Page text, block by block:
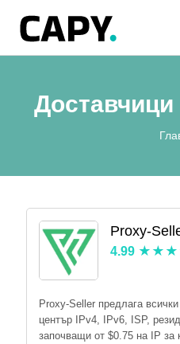
Доставчици
Proxy-
4.99
Proxy-Seller предлага
център IPv4, IPv6, ISP,
започващи от $0.75 на IP за